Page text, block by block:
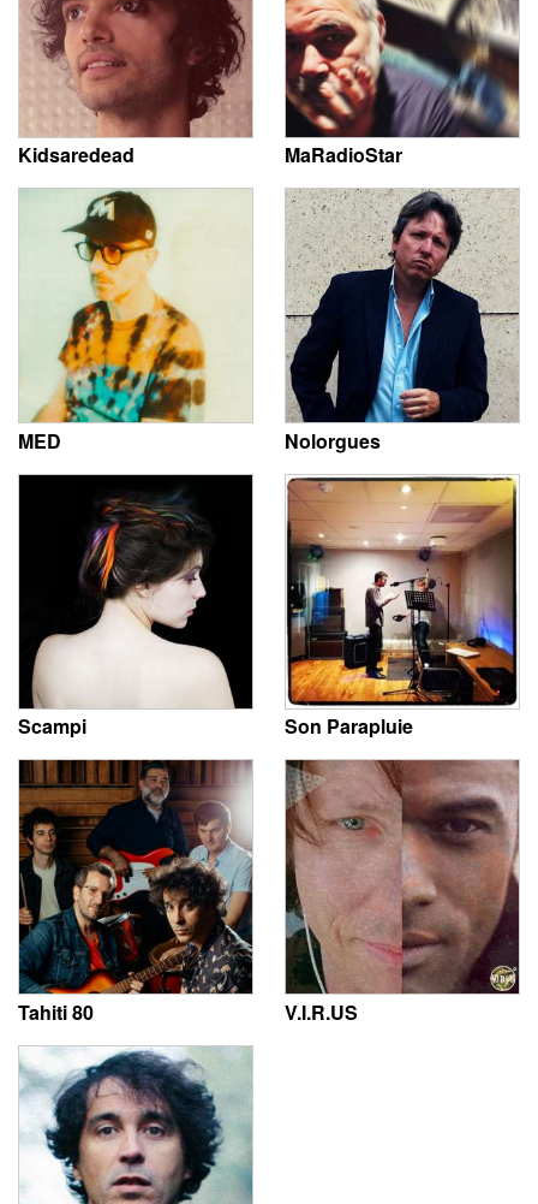
Kidsaredead MaRadioStar
MED Nolorgues
Scampi Son Parapluie
Tahiti 80 V.I.R.US